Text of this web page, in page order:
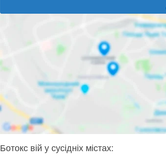
Ботокс вій у сусідніх містах: